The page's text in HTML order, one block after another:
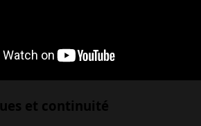
et continuité